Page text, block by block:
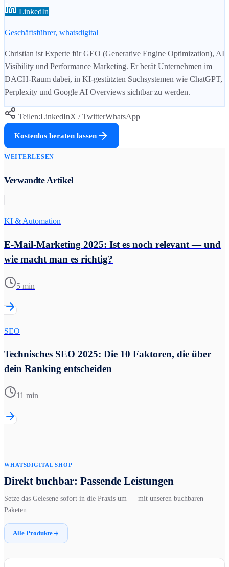
LinkedIn
Geschäftsführer, whatsdigital
Christian ist Experte für GEO (Generative Engine Optimization), AI
Visibility und Performance Marketing. Er berät Unternehmen im
DACH-Raum dabei, in KI-gestützten Suchsystemen wie ChatGPT,
Perplexity und Google AI Overviews sichtbar zu werden.
Teilen:LinkedInX / TwitterWhatsApp
Kostenlos beraten lassen
WEITERLESEN
Verwandte Artikel
KI & Automation
E-Mail-Marketing 2025: Ist es noch relevant — und
wie macht man es richtig?
5 min
SEO
Technisches SEO 2025: Die 10 Faktoren, die über
dein Ranking entscheiden
11 min
WHATSDIGITAL SHOP
Direkt buchbar: Passende Leistungen
Setze das Gelesene sofort in die Praxis um — mit unseren buchbaren
Paketen.
Alle Produkte